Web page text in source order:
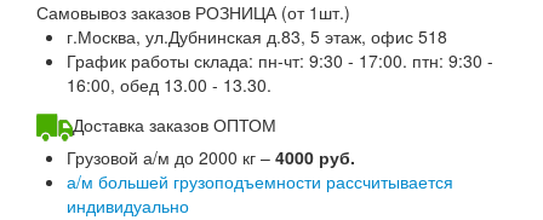
Контакты
Самовывоз заказов РОЗНИЦА (от 1шт.)
г.Москва, ул.Дубнинская д.83, 5 этаж, офис 518
График работы склада: пн-чт: 9:30 - 17:00. птн: 9:30 -
16:00, обед 13.00 - 13.30.
Доставка заказов ОПТОМ
Грузовой а/м до 2000 кг – 4000 руб.
а/м большей грузоподъемности рассчитывается
индивидуально